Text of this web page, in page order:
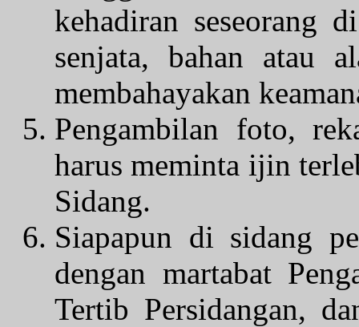
kehadiran seseorang
senjata, bahan atau
membahayakan
Pengambilan foto,
harus meminta ijin
Sidang.
Siapapun di sidang
dengan martabat
Tertib Persidangan,